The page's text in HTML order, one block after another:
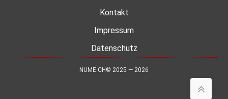
Kontakt
Impressum
Datenschutz
NUME.CH© 2025 — 2026